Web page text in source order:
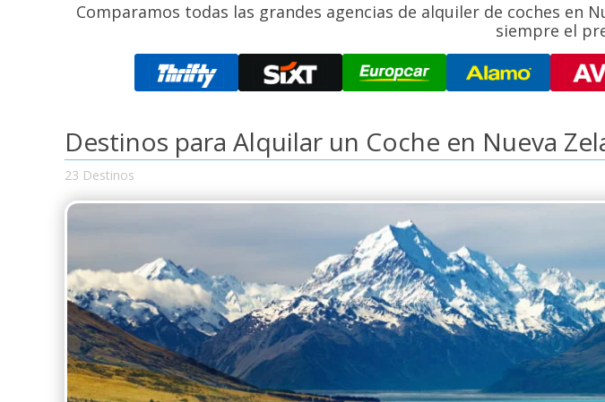
Comparamos todas las grandes agencias de alquiler de coches
siempre el
Destinos para Alquilar un Coche en Nueva
23 Destinos